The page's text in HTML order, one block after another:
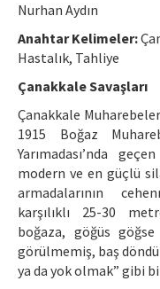
Etik İlkeler
Yazar Rehberi
Hakem Rehberi
İletişim
Nurhan Aydın
Anahtar Kelimeler:
Hastalık, Tahliye
Çanakkale Savaşları
Çanakkale
1915 Boğaz
Yarımadası’nda
modern ve en güçlü
armadalarının
karşılıklı 25-30
boğaza, göğüs
görülmemiş, baş
ya da yok olmak” gibi